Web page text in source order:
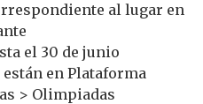
al lugar en
el 30 de junio
en Plataforma
> Olimpiadas